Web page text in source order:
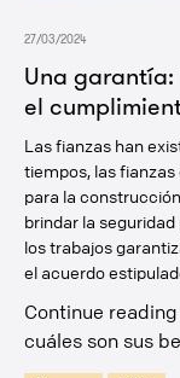
Una
el
27/03/2024
Las fianzas han
tiempos, las
para la
brindar la
los trabajos
el acuerdo
Continue reading
cuáles son sus